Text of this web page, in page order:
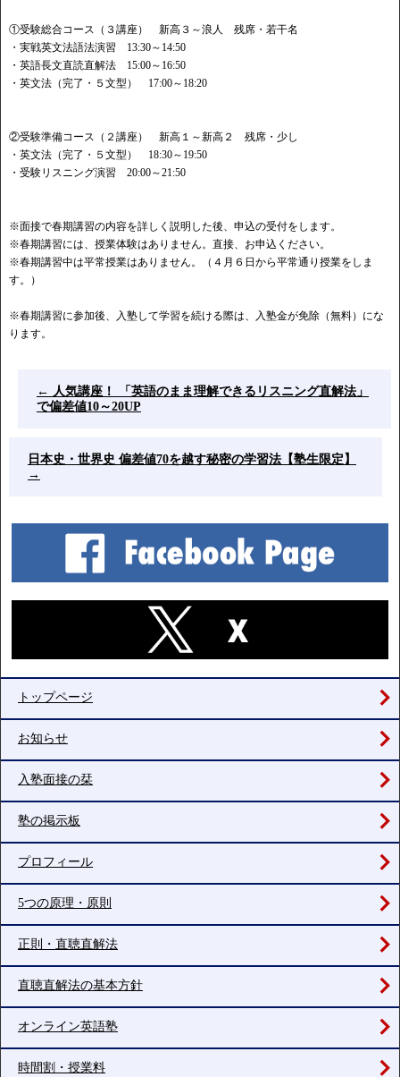
①受験総合コース（３講座） 新高３～浪人 残席・若干名
・実戦英文法語法演習 13:30～14:50
・英語長文直読直解法 15:00～16:50
・英文法（完了・５文型） 17:00～18:20
②受験準備コース（２講座） 新高１～新高２ 残席・少し
・英文法（完了・５文型） 18:30～19:50
・受験リスニング演習 20:00～21:50
※面接で春期講習の内容を詳しく説明した後、申込の受付をします。
※春期講習には、授業体験はありません。直接、お申込ください。
※春期講習中は平常授業はありません。（４月６日から平常通り授業をしま
す。）
※春期講習に参加後、入塾して学習を続ける際は、入塾金が免除（無料）にな
ります。
← 人気講座！ 「英語のまま理解できるリスニング直解法」
で偏差値10～20UP
日本史・世界史 偏差値70を越す秘密の学習法【塾生限定】
→
トップページ
お知らせ
入塾面接の栞
塾の掲示板
プロフィール
5つの原理・原則
正則・直聴直解法
直聴直解法の基本方針
オンライン英語塾
時間割・授業料